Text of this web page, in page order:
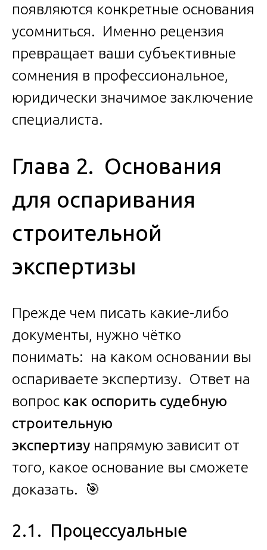
появляются конкретные основания
усомниться. Именно рецензия
превращает ваши субъективные
сомнения в профессиональное,
юридически значимое заключение
специалиста.
Глава 2. Основания
для оспаривания
строительной
экспертизы
Прежде чем писать какие-либо
документы, нужно чётко
понимать: на каком основании вы
оспариваете экспертизу. Ответ на
вопрос как оспорить судебную
строительную
экспертизу напрямую зависит от
того, какое основание вы сможете
доказать. 🎯
2.1. Процессуальные